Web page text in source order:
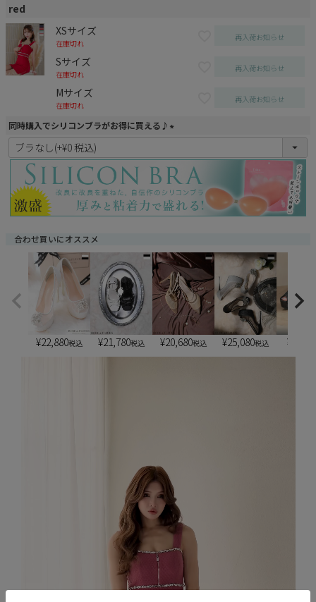
red
XSサイズ
在庫切れ
再入荷お知らせ
Sサイズ
在庫切れ
再入荷お知らせ
Mサイズ
在庫切れ
再入荷お知らせ
同時購入でシリコンブラがお得に買える♪
(
須
)
合わせ買いにオススメ
¥22,880税込 ¥21,780税込 ¥20,680税込 ¥25,080税込 ¥